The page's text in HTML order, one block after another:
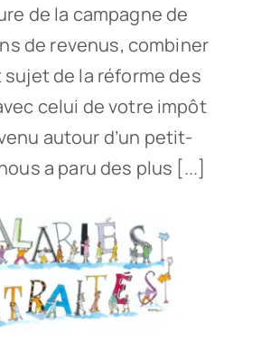
de la campagne de
de revenus, combiner
de la réforme des
celui de votre impôt
autour d’un petit-
a paru des plus [...]